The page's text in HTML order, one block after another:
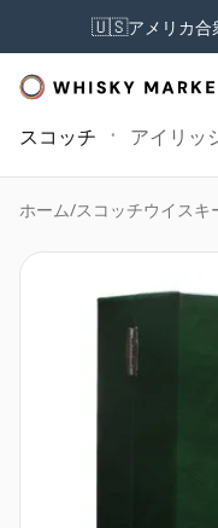
🇺🇸アメリカ合
スコッチ アイリッ
ホーム/スコッチウイスキ